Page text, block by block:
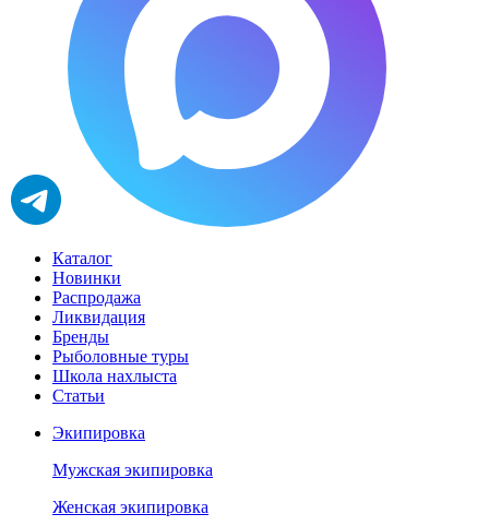
Каталог
Новинки
Распродажа
Ликвидация
Бренды
Рыболовные туры
Школа нахлыста
Статьи
Экипировка
Мужская экипировка
Женская экипировка